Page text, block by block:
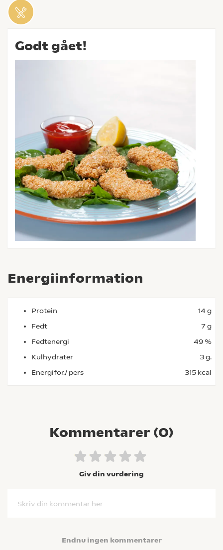
Godt gået!
Energiinformation
Protein
14 g
Fedt
7 g
Fedtenergi
49 %
Kulhydrater
3 g.
Energifor./ pers
315 kcal
Kommentarer (0)
Giv din vurdering
Skriv din kommentar her
Endnu ingen kommentarer